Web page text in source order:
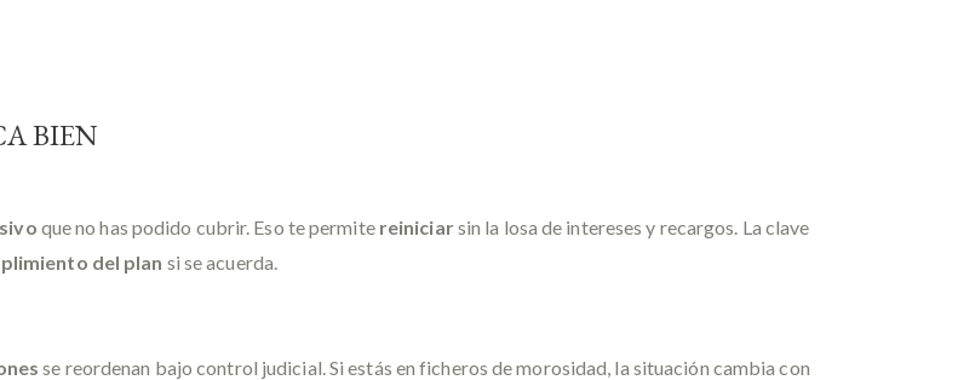
BIEN
que no has podido cubrir. Eso te permite reiniciarsin la losa de intereses y recargos. La clave
del plan si se acuerda.
se reordenan bajo control judicial. Si estás en ficheros de morosidad, la situación cambia con